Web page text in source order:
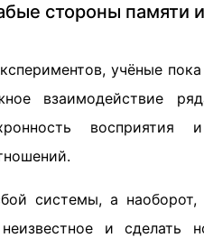
стороны памяти
учёные
взаимодействие
системы, а наоборот,
неизвестное и